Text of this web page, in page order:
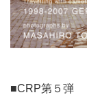
■CRP第５弾